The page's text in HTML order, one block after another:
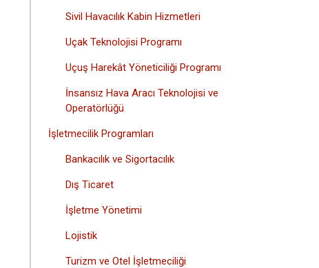
Sivil Havacılık Kabin Hizmetleri
Uçak Teknolojisi Programı
Uçuş Harekât Yöneticiliği Programı
İnsansız Hava Aracı Teknolojisi ve
Operatörlüğü
İşletmecilik Programları
Bankacılık ve Sigortacılık
Dış Ticaret
İşletme Yönetimi
Lojistik
Turizm ve Otel İşletmeciliği